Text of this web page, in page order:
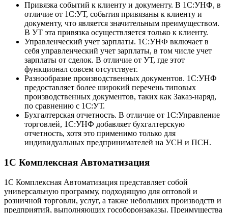
Привязка событий к клиенту и документу. В 1С:УНФ, в
отличие от 1С:УТ, события привязаны к клиенту и
документу, что является значительным преимуществом.
В УТ эта привязка осуществляется только к клиенту.
Управленческий учет зарплаты. 1С:УНФ включает в
себя управленческий учет зарплаты, в том числе учет
зарплаты от сделок. В отличие от УТ, где этот
функционал совсем отсутствует.
Разнообразие производственных документов. 1С:УНФ
предоставляет более широкий перечень типовых
производственных документов, таких как Заказ-наряд,
по сравнению с 1С:УТ.
Бухгалтерская отчетность. В отличие от 1С:Управление
торговлей, 1С:УНФ добавляет бухгалтерскую
отчетность, хотя это применимо только для
индивидуальных предпринимателей на УСН и ПСН.
1С Комплексная Автоматизация
1С Комплексная Автоматизация представляет собой
универсальную программу, подходящую для оптовой и
розничной торговли, услуг, а также небольших производств и
предприятий, выполняющих гособоронзаказы. Преимущества